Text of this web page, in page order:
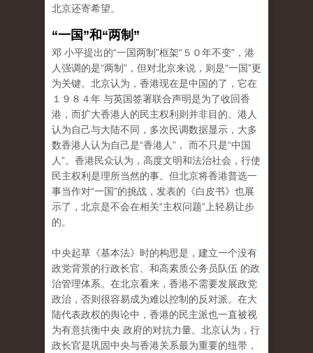
北京还寄希望。
“一国”和“两制”
邓 小平提出的“一国两制”框架“５０年不变”，港
人强调的是“两制”，但对北京来说，则是“一国”更
为关键。北京认为，香港现在是中国的了，它在
１９８４年 与英国签署联合声明是为了收回香
港，而扩大香港人的民主权利则并非目的。港人
认为自己与大陆不同，多次民调数据显示，大多
数香港人认为自己是“香港人”， 而不只是“中国
人”。香港民众认为，高度文明和法治社会，行使
民主权利是理所当然的事。但北京将香港普选一
事当作对“一国”的挑战，发表的《白皮书》也展
示了，北京是不会在相关“主权问题”上轻易让步
的。
中央起草《基本法》时的构思是，建立一个没有
政党背景的行政长官、和高素质公务员队伍 的政
治管理体系。在北京看来，香港不需要发展政党
政治，否则很容易成为难以控制的反对派。在大
陆代表政权的舆论中，香港的民主派也一直被视
为有意抗衡中央 政府的对抗力量。北京认为，行
政长官是巩固中央与香港关系最为重要的纽带，